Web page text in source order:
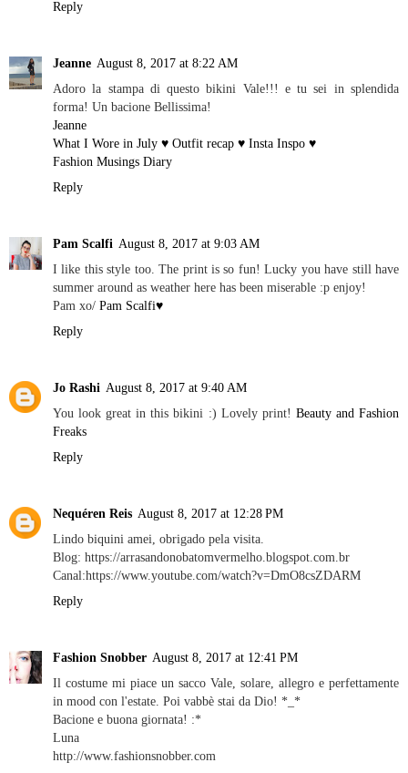
Reply
Jeanne August 8, 2017 at 8:22 AM
Adoro la stampa di questo bikini Vale!!! e tu sei in splendida
forma! Un bacione Bellissima!
Jeanne
What I Wore in July ♥ Outfit recap ♥ Insta Inspo ♥
Fashion Musings Diary
Reply
Pam Scalfi August 8, 2017 at 9:03 AM
I like this style too. The print is so fun! Lucky you have still have
summer around as weather here has been miserable :p enjoy!
Pam xo/ Pam Scalfi♥
Reply
Jo Rashi August 8, 2017 at 9:40 AM
You look great in this bikini :) Lovely print! Beauty and Fashion
Freaks
Reply
Nequéren Reis August 8, 2017 at 12:28 PM
Lindo biquini amei, obrigado pela visita.
Blog: https://arrasandonobatomvermelho.blogspot.com.br
Canal:https://www.youtube.com/watch?v=DmO8csZDARM
Reply
Fashion Snobber August 8, 2017 at 12:41 PM
Il costume mi piace un sacco Vale, solare, allegro e perfettamente
in mood con l'estate. Poi vabbè stai da Dio! *_*
Bacione e buona giornata! :*
Luna
http://www.fashionsnobber.com